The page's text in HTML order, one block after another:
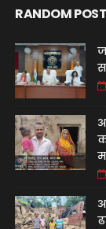
RANDOM